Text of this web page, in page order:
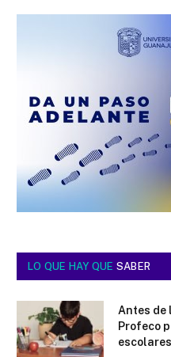
LO QUE HAY QUE SABER
Antes de
Profeco
escolares